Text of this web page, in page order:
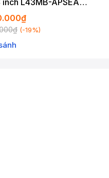
inch L43MB-APSEA
(-19%)